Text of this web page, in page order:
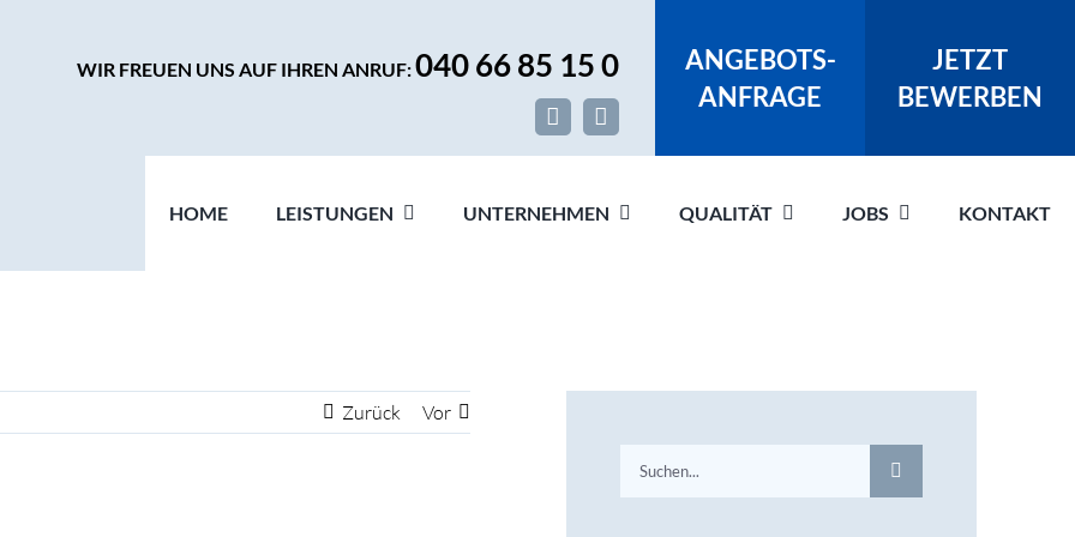
WIR FREUEN UNS AUF IHREN ANRUF:040 66 85 15 0
ANGEBOTS-
ANFRAGE
JETZT
BEWERBEN
HOME LEISTUNGEN UNTERNEHMEN QUALITÄT JOBS KONTAKT
Zurück Vor